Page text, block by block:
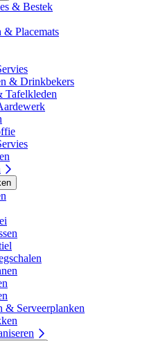
& Bestek
& Placemats
& Drinkbekers
Tafelkleden
& Serveerplanken